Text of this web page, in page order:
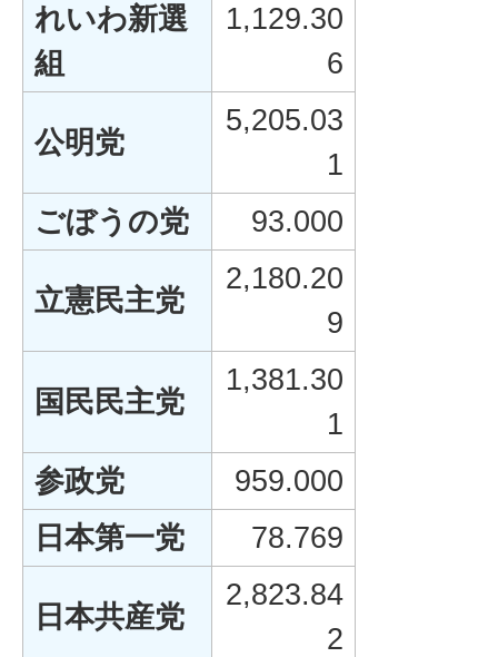
れいわ新選
組
1,129.30
6
公明党
5,205.03
1
ごぼうの党
93.000
立憲民主党
2,180.20
9
国民民主党
1,381.30
1
参政党
959.000
日本第一党
78.769
日本共産党
2,823.84
2